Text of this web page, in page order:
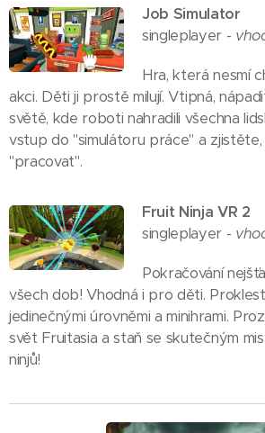
Job Simulator
singleplayer -
Hra, která nesmí
akci. Děti ji prostě milují. Vtipná,
světě, kde roboti nahradili všechna
vstup do "simulátoru práce" a
"pracovat".
Fruit Ninja VR 2
singleplayer -
Pokračování
všech dob! Vhodná i pro děti.
jedinečnými úrovněmi a minihrami.
svět Fruitasia a staň se skutečným
ninjů!